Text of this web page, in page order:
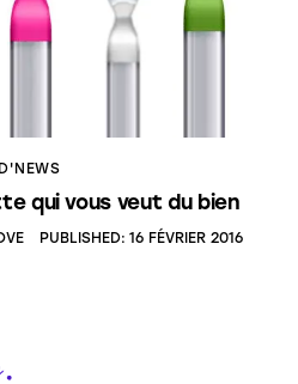
qui vous veut du bien
PUBLISHED: 16 FÉVRIER 2016